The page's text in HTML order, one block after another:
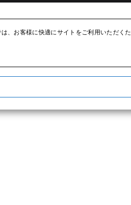
、お客様に快適にサイトをご利用いただく